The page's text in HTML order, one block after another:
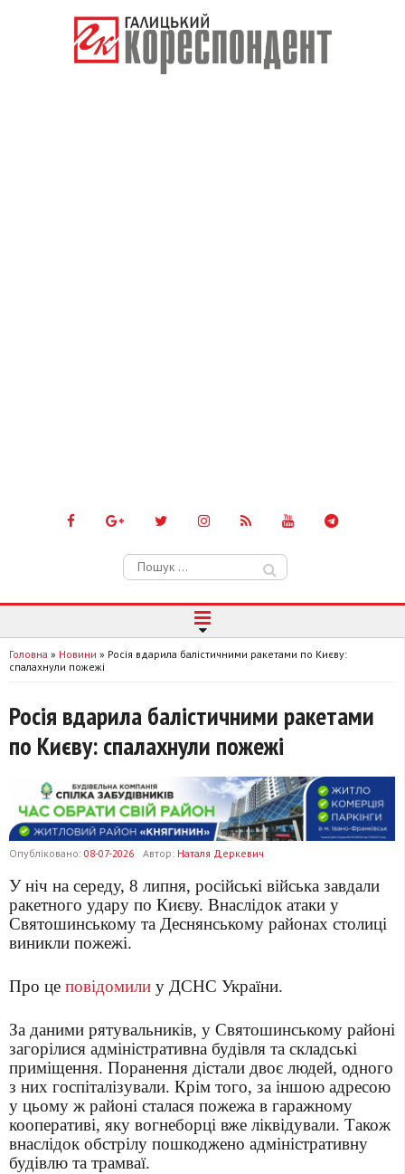
Пошук:
Головна » Новини » Росія вдарила балістичними ракетами по Києву:
спалахнули пожежі
Росія вдарила балістичними ракетами
по Києву: спалахнули пожежі
Опубліковано: 08-07-2026 Автор: Наталя Деркевич
У ніч на середу, 8 липня, російські війська завдали
ракетного удару по Києву. Внаслідок атаки у
Святошинському та Деснянському районах столиці
виникли пожежі.
Про це повідомили у ДСНС України.
За даними рятувальників, у Святошинському районі
загорілися адміністративна будівля та складські
приміщення. Поранення дістали двоє людей, одного
з них госпіталізували. Крім того, за іншою адресою
у цьому ж районі сталася пожежа в гаражному
кооперативі, яку вогнеборці вже ліквідували. Також
внаслідок обстрілу пошкоджено адміністративну
будівлю та трамваї.